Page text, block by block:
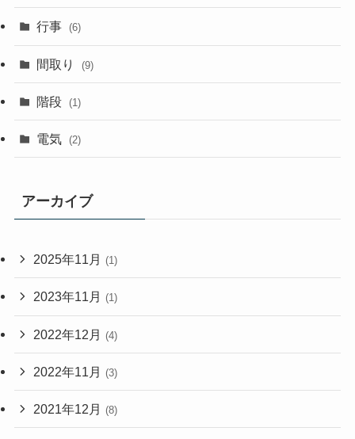
行事 (6)
間取り (9)
階段 (1)
電気 (2)
アーカイブ
2025年11月 (1)
2023年11月 (1)
2022年12月 (4)
2022年11月 (3)
2021年12月 (8)